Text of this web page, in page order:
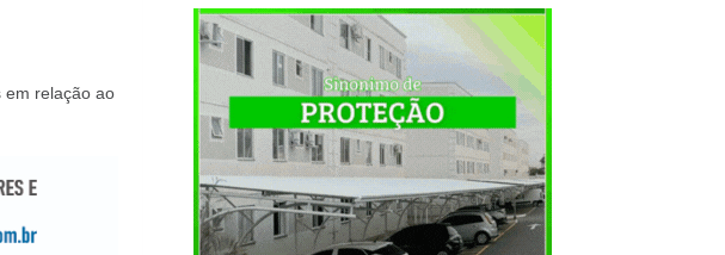
em relação ao